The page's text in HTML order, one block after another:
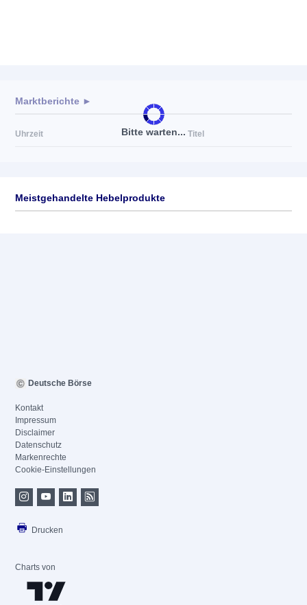
Bitte warten...
Marktberichte ►
Uhrzeit Titel
Meistgehandelte Hebelprodukte
Deutsche Börse
Kontakt
Impressum
Disclaimer
Datenschutz
Markenrechte
Cookie-Einstellungen
Drucken
Charts von